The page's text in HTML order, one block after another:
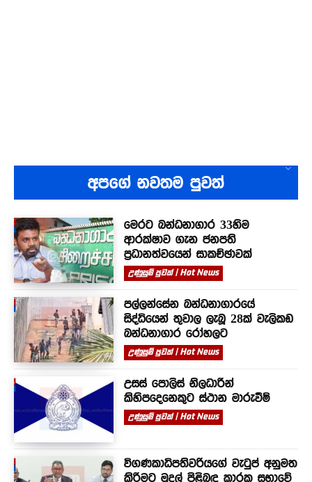
අපගේ නවතම පුවත්
මෙරට බන්ධනාගාර 33හිම
ආරක්ෂාව ගැන ජනපති
ප්‍රධානත්වයෙන් සාකච්ඡාවක්
උණුසුම් පුවත් | Hot News
පල්ලන්සේන බන්ධනාගාරයේ
සිද්ධියෙන් තුවාල ලැබූ 28ක් වැලිකඩ
බන්ධනාගාර රෝහලට
උණුසුම් පුවත් | Hot News
උසස් පොලිස් නිලධාරීන්
කිහිපදෙනෙකුට ස්ථාන මාරුවීම්
උණුසුම් පුවත් | Hot News
විගණකාධිපතිවරියගේ වැටුප් අනුමත
කිරීමට මුදල් පිළිබඳ කාරක සභාවේ